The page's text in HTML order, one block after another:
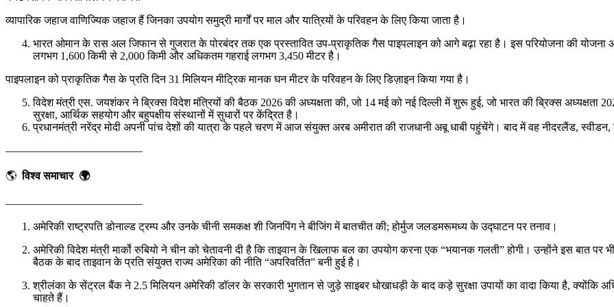
व्यापारिक जहाज वाणिज्यिक जहाज हैं जिनका उपयोग समुद्री मार्गों पर माल और यात्रियों के परिवहन के लिए किया जाता है।
भारत ओमान के रास अल जिफान से गुजरात के पोरबंदर तक एक प्रस्तावित उप-प्राकृतिक गैस पाइपलाइन को आगे बढ़ा रहा है। इस परियोजना की योजना
लगभग 1,600 किमी से 2,000 किमी और अधिकतम गहराई लगभग 3,450 मीटर है।
पाइपलाइन को प्राकृतिक गैस के प्रति दिन 31 मिलियन मीट्रिक मानक घन मीटर के परिवहन के लिए डिज़ाइन किया गया है।
विदेश मंत्री एस. जयशंकर ने ब्रिक्स विदेश मंत्रियों की बैठक 2026 की अध्यक्षता की, जो 14 मई को नई दिल्ली में शुरू हुई, जो भारत की ब्रिक्स अध्यक्षता
सुरक्षा, आर्थिक सहयोग और बहुपक्षीय संस्थानों में सुधारों पर केंद्रित है।
प्रधानमंत्री नरेंद्र मोदी अपनी पांच देशों की यात्रा के पहले चरण में आज संयुक्त अरब अमीरात की राजधानी अबू धाबी पहुंचेंगे। बाद में वह नीदरलैंड, स्वीडन,
————————————–
🌎विश्व समाचार 🌍
————————————–
अमेरिकी राष्ट्रपति डोनाल्ड ट्रम्प और उनके चीनी समकक्ष शी जिनपिंग ने बीजिंग में बातचीत की; होर्मुज जलडमरूमध्य के उद्घाटन पर तनाव।
अमेरिकी विदेश मंत्री मार्को रुबियो ने चीन को चेतावनी दी है कि ताइवान के खिलाफ बल का उपयोग करना एक “भयानक गलती” होगी। उन्होंने इस बात पर
बैठक के बाद ताइवान के प्रति संयुक्त राज्य अमेरिका की नीति “अपरिवर्तित” बनी हुई है।
श्रीलंका के सेंट्रल बैंक ने 2.5 मिलियन अमेरिकी डॉलर के सरकारी भुगतान से जुड़े साइबर धोखाधड़ी के बाद कड़े सुरक्षा उपायों का वादा किया है, क्योंकि
चाहते हैं।